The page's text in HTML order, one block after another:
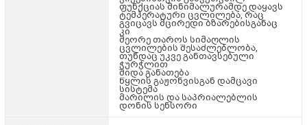
ფუნქციას მინიმალურამდე დაყავს
ტემპერატური ცვლილება, რაც
გვიცავს მცირედი ბზარებისგანაც
კი
მეორე თაროს სიმაღლის
ცვლილების შესაძლებლობა,
თუნდაც უკვე განთავსებული
ჭურჭლით
შიდა განათება
წყლის გაჟონვისგან დამცავი
სისტემა
მარილის და საპრიალებლის
დონის სენსორი